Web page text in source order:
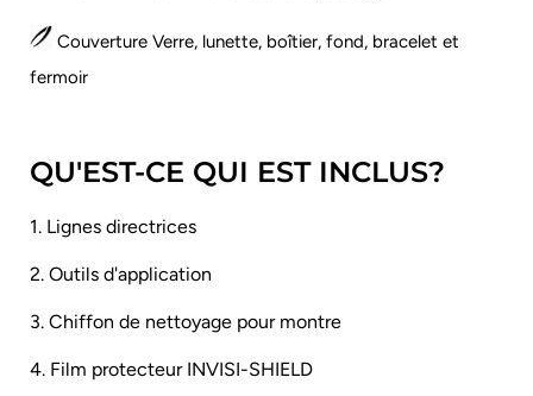
Couverture Verre, lunette, boîtier, fond, bracelet et
fermoir
QU'EST-CE QUI EST INCLUS?
1. Lignes directrices
2. Outils d'application
3. Chiffon de nettoyage pour montre
4. Film protecteur INVISI-SHIELD